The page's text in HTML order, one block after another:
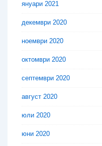
януари 2021
декември 2020
ноември 2020
октомври 2020
септември 2020
август 2020
юли 2020
юни 2020